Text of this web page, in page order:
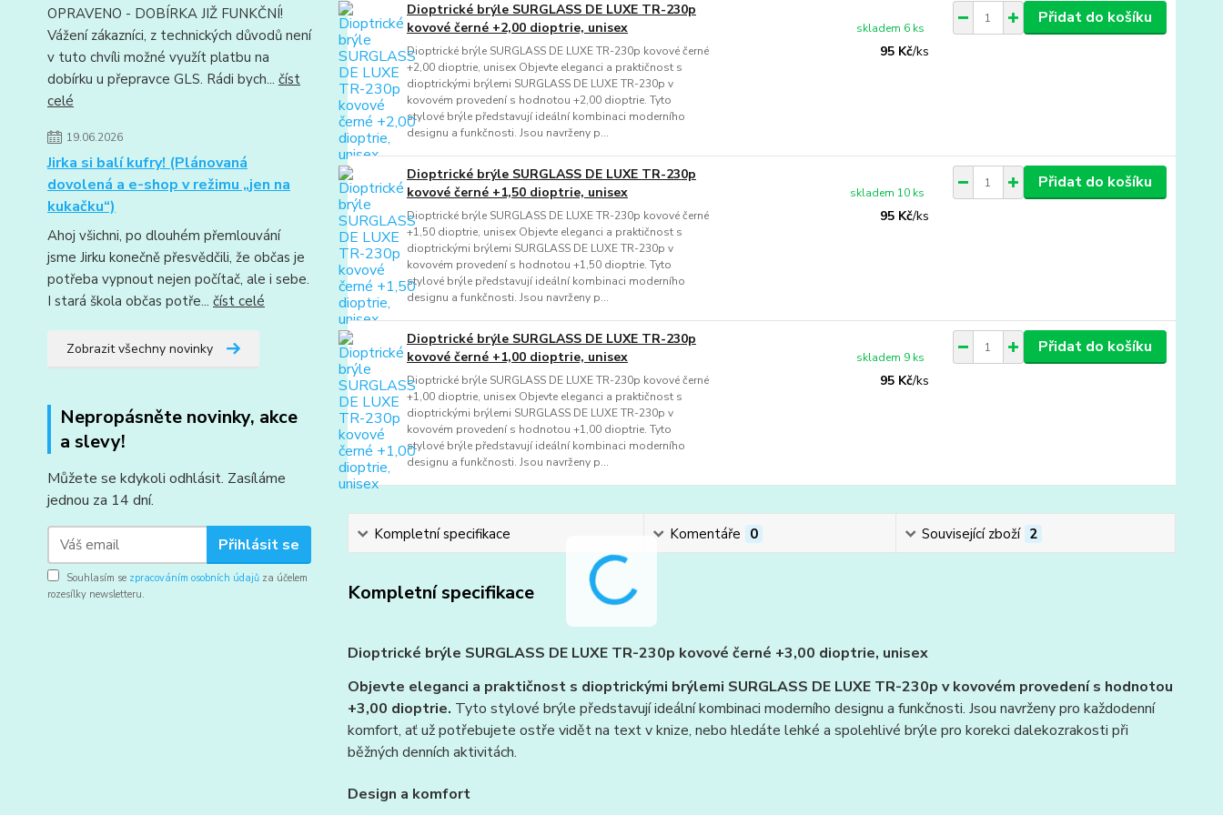
OPRAVENO - DOBÍRKA JIŽ FUNKČNÍ!
Vážení zákazníci, z technických důvodů není
v tuto chvíli možné využít platbu na
dobírku u přepravce GLS. Rádi bych... číst
celé
19.06.2026
Jirka si balí kufry! (Plánovaná
dovolená a e-shop v režimu „jen na
kukačku“)
Ahoj všichni, po dlouhém přemlouvání
jsme Jirku konečně přesvědčili, že občas je
potřeba vypnout nejen počítač, ale i sebe.
I stará škola občas potře... číst celé
Zobrazit všechny novinky
Nepropásněte novinky, akce
a slevy!
Můžete se kdykoli odhlásit. Zasíláme
jednou za 14 dní.
Přihlásit se
Souhlasím se zpracováním osobních údajů za účelem
rozesílky newsletteru.
Dioptrické brýle SURGLASS DE LUXE TR-230p
kovové černé +2,00 dioptrie, unisex
Dioptrické brýle SURGLASS DE LUXE TR-230p kovové černé
+2,00 dioptrie, unisex Objevte eleganci a praktičnost s
dioptrickými brýlemi SURGLASS DE LUXE TR-230p v
kovovém provedení s hodnotou +2,00 dioptrie. Tyto
stylové brýle představují ideální kombinaci moderního
designu a funkčnosti. Jsou navrženy p...
95 Kč/ks
skladem 6 ks
Přidat do košíku
Dioptrické brýle SURGLASS DE LUXE TR-230p
kovové černé +1,50 dioptrie, unisex
Dioptrické brýle SURGLASS DE LUXE TR-230p kovové černé
+1,50 dioptrie, unisex Objevte eleganci a praktičnost s
dioptrickými brýlemi SURGLASS DE LUXE TR-230p v
kovovém provedení s hodnotou +1,50 dioptrie. Tyto
stylové brýle představují ideální kombinaci moderního
designu a funkčnosti. Jsou navrženy p...
95 Kč/ks
skladem 10 ks
Přidat do košíku
Dioptrické brýle SURGLASS DE LUXE TR-230p
kovové černé +1,00 dioptrie, unisex
Dioptrické brýle SURGLASS DE LUXE TR-230p kovové černé
+1,00 dioptrie, unisex Objevte eleganci a praktičnost s
dioptrickými brýlemi SURGLASS DE LUXE TR-230p v
kovovém provedení s hodnotou +1,00 dioptrie. Tyto
stylové brýle představují ideální kombinaci moderního
designu a funkčnosti. Jsou navrženy p...
95 Kč/ks
skladem 9 ks
Přidat do košíku
Kompletní specifikace Komentáře 0 Související zboží 2
Kompletní specifikace
Dioptrické brýle SURGLASS DE LUXE TR-230p kovové černé +3,00 dioptrie, unisex
Objevte eleganci a praktičnost s dioptrickými brýlemi SURGLASS DE LUXE TR-230p v kovovém provedení s hodnotou
+3,00 dioptrie. Tyto stylové brýle představují ideální kombinaci moderního designu a funkčnosti. Jsou navrženy pro každodenní
komfort, ať už potřebujete ostře vidět na text v knize, nebo hledáte lehké a spolehlivé brýle pro korekci dalekozrakosti při
běžných denních aktivitách.
Design a komfort